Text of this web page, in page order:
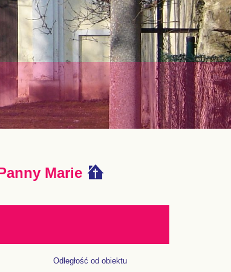
Marie
Odległość od obiektu